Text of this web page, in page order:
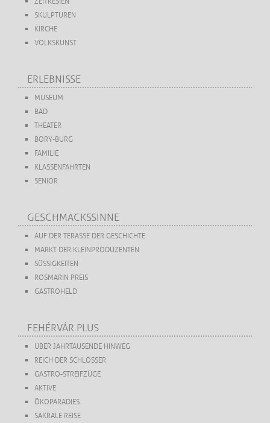
SKULPTUREN
KIRCHE
VOLKSKUNST
ERLEBNISSE
MUSEUM
BAD
THEATER
BORY-BURG
FAMILIE
KLASSENFAHRTEN
SENIOR
GESCHMACKSSINNE
AUF DER TERASSE DER GESCHICHTE
MARKT DER KLEINPRODUZENTEN
SÜSSIGKEITEN
ROSMARIN PREIS
GASTROHELD
FEHÉRVÁR PLUS
ÜBER JAHRTAUSENDE HINWEG
REICH DER SCHLÖSSER
GASTRO-STREIFZÜGE
AKTIVE
ÖKOPARADIES
SAKRALE REISE